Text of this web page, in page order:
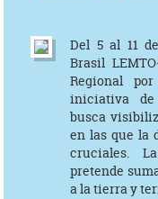
Del 5 al 11
Brasil
Regional
iniciativa de
busca
en las que la
cruciales.
pretende
a la tierra y